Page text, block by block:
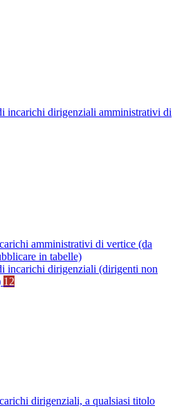
incarichi dirigenziali amministrativi di
amministrativi di vertice (da
in tabelle)
incarichi dirigenziali (dirigenti non
12
dirigenziali, a qualsiasi titolo